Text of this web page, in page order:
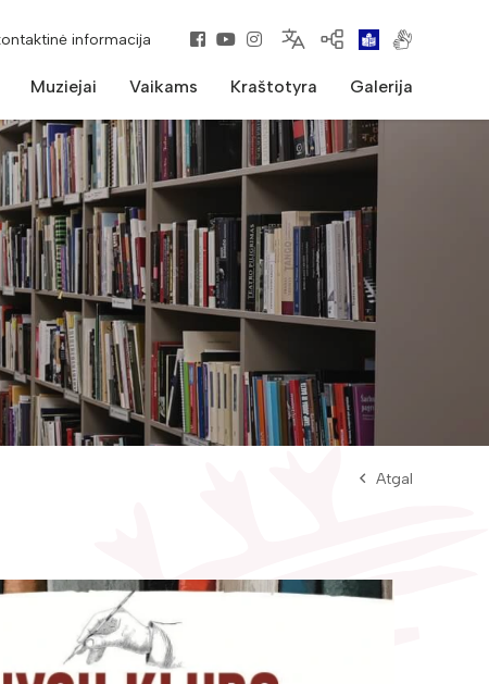
informacija
Muziejai Vaikams Kraštotyra Galerija
Atgal